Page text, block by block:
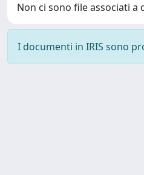
Non ci sono file associati
I documenti in IRIS sono